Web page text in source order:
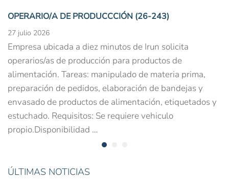
OPERARIO/A DE PRODUCCCIÓN (26-243)
27 julio 2026
Empresa ubicada a diez minutos de Irun solicita
operarios/as de producción para productos de
alimentación. Tareas: manipulado de materia prima,
preparación de pedidos, elaboración de bandejas y
envasado de productos de alimentación, etiquetados y
estuchado. Requisitos: Se requiere vehiculo
propio.Disponibilidad …
ÚLTIMAS NOTICIAS